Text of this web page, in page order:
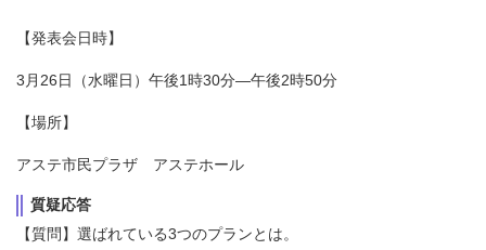
【発表会日時】
3月26日（水曜日）午後1時30分―午後2時50分
【場所】
アステ市民プラザ アステホール
質疑応答
【質問】選ばれている3つのプランとは。